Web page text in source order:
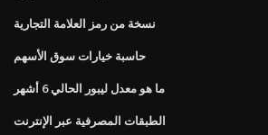
نسخة من رمز العلامة التجارية
حاسبة خيارات سوق الأسهم
ما هو معدل ليبور الحالي 6 أشهر
الطبقات المصرفية عبر الإنترنت